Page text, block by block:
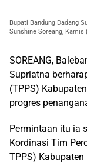
Bupati Bandung Dadang
Sunshine Soreang, Kamis
SOREANG,
Supriatna
(TPPS)
progres
Permintaan itu ia
Kordinasi Tim
TPPS) Kabupaten